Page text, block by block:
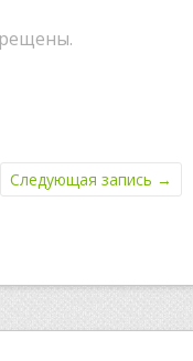
Следующая запись →